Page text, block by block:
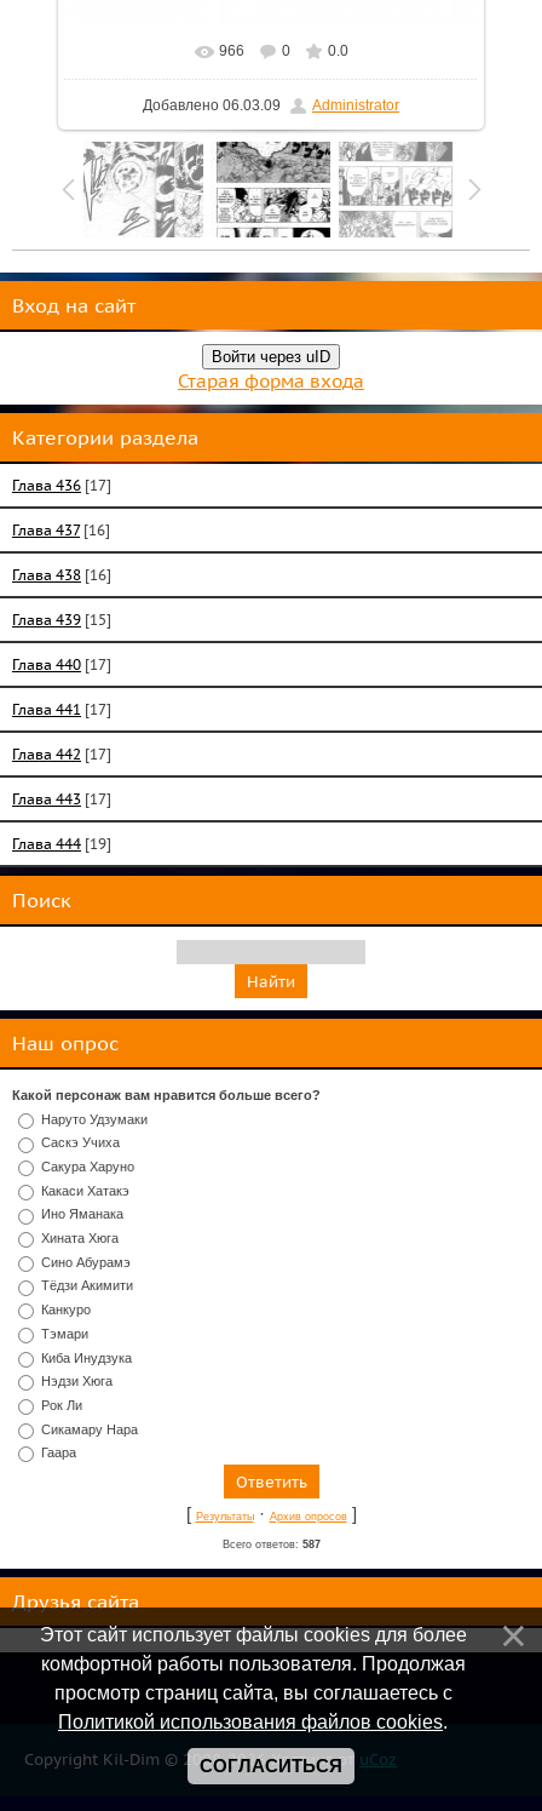
В реальном размере 788x1150
966 0 0.0
Добавлено 06.03.09 Administrator
Вход на сайт
Войти через uID
Старая форма входа
Категории раздела
Глава 436 [17]
Глава 437 [16]
Глава 438 [16]
Глава 439 [15]
Глава 440 [17]
Глава 441 [17]
Глава 442 [17]
Глава 443 [17]
Глава 444 [19]
Поиск
Наш опрос
Какой персонаж вам нравится больше всего?
Наруто Удзумаки
Саскэ Учиха
Сакура Харуно
Какаси Хатакэ
Ино Яманака
Хината Хюга
Сино Абурамэ
Тёдзи Акимити
Канкуро
Тэмари
Киба Инудзука
Нэдзи Хюга
Рок Ли
Сикамару Нара
Гаара
[ Результаты· Архив опросов]
Всего ответов: 587
Друзья сайта
Copyright Kil-Dim © 2008-2026 Хостинг от uCoz
Этот сайт использует файлы cookies для более
комфортной работы пользователя. Продолжая
просмотр страниц сайта, вы соглашаетесь с
Политикой использования файлов cookies.
СОГЛАСИТЬСЯ